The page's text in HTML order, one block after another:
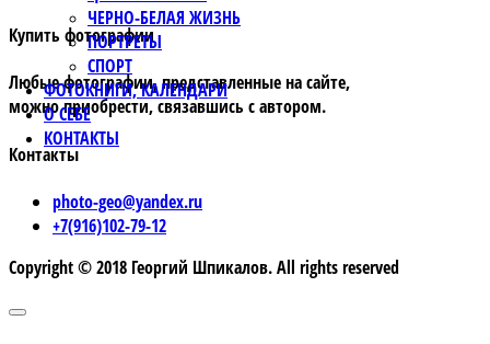
ЧЕРНО-БЕЛАЯ ЖИЗНЬ
ПОРТРЕТЫ
СПОРТ
ФОТОКНИГИ, КАЛЕНДАРИ
О СЕБЕ
КОНТАКТЫ
Купить фотографии
Любые фотографии, представленные на сайте,
можно приобрести, связавшись с автором.
Контакты
photo-geo@yandex.ru
+7(916)102-79-12
Copyright © 2018 Георгий Шпикалов. All rights reserved